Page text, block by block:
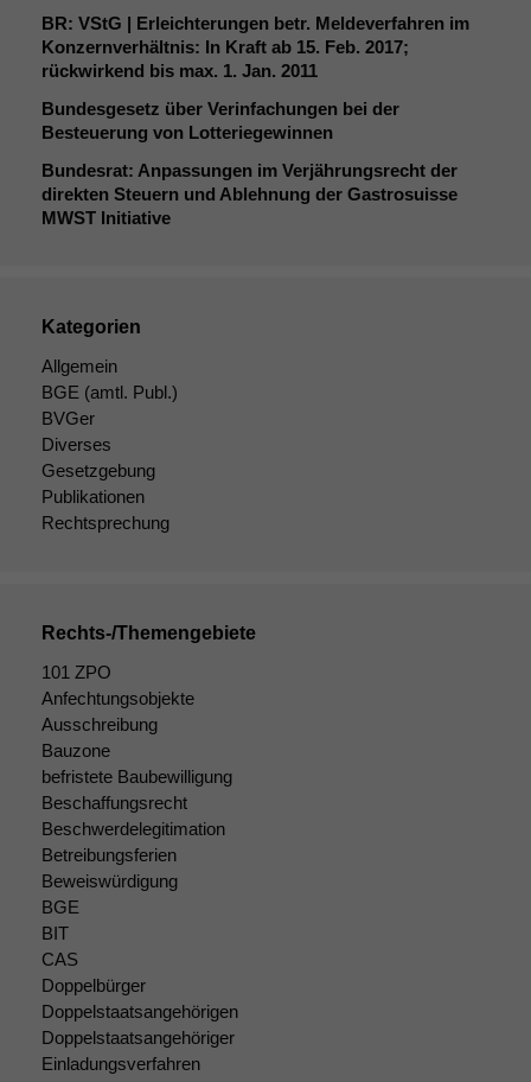
BR: VStG | Erleichterungen betr. Meldeverfahren im
Konzernverhältnis: In Kraft ab 15. Feb. 2017;
rückwirkend bis max. 1. Jan. 2011
Bundesgesetz über Verinfachungen bei der
Besteuerung von Lotteriegewinnen
Bundesrat: Anpassungen im Verjährungsrecht der
direkten Steuern und Ablehnung der Gastrosuisse
MWST Initiative
Kategorien
Allgemein
BGE (amtl. Publ.)
BVGer
Diverses
Gesetzgebung
Publikationen
Rechtsprechung
Rechts-/Themengebiete
101 ZPO
Anfechtungsobjekte
Ausschreibung
Bauzone
befristete Baubewilligung
Beschaffungsrecht
Beschwerdelegitimation
Betreibungsferien
Beweiswürdigung
BGE
BIT
CAS
Doppelbürger
Doppelstaatsangehörigen
Doppelstaatsangehöriger
Einladungsverfahren